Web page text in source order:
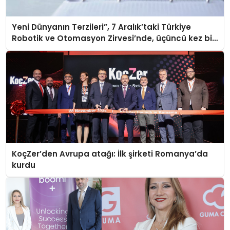
Yeni Dünyanın Terzileri”, 7 Aralık’taki Türkiye
Robotik ve Otomasyon Zirvesi’nde, üçüncü kez bir
araya geliyor
KoçZer’den Avrupa atağı: İlk şirketi Romanya’da
kurdu